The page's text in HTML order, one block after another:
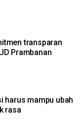
transparan
Prambanan
harus mampu ubah
rasa